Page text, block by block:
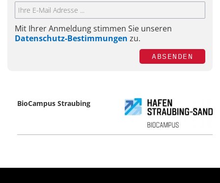
Mit Ihrer Anmeldung stimmen Sie unseren
Datenschutz-Bestimmungen zu.
ABSENDEN
BioCampus Straubing